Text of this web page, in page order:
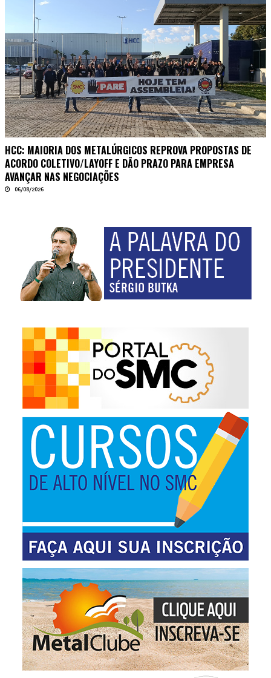
HCC: MAIORIA DOS METALÚRGICOS REPROVA PROPOSTAS DE
ACORDO COLETIVO/LAYOFF E DÃO PRAZO PARA EMPRESA
AVANÇAR NAS NEGOCIAÇÕES
06/08/2026